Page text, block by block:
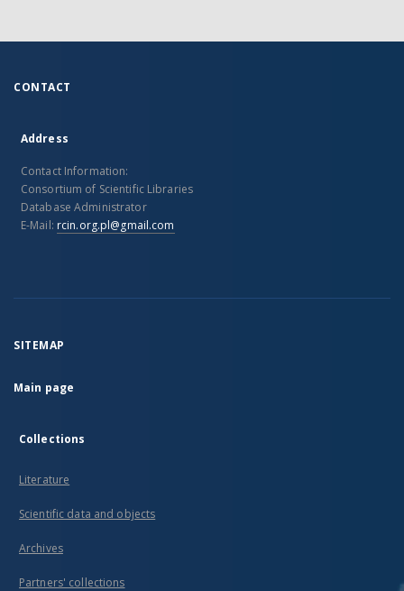
CONTACT
Address
Contact Information:
Consortium of Scientific Libraries
Database Administrator
E-Mail: rcin.org.pl@gmail.com
SITEMAP
Main page
Collections
Literature
Scientific data and objects
Archives
Partners' collections